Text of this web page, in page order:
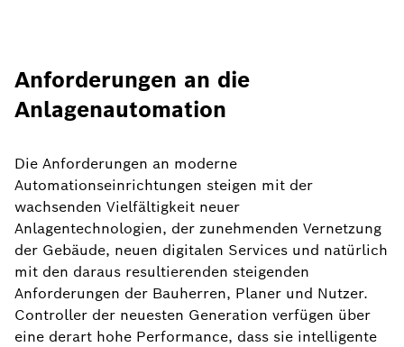
Anforderungen an die
Anlagenautomation
Die Anforderungen an moderne
Automationseinrichtungen steigen mit der
wachsenden Vielfältigkeit neuer
Anlagentechnologien, der zunehmenden Vernetzung
der Gebäude, neuen digitalen Services und natürlich
mit den daraus resultierenden steigenden
Anforderungen der Bauherren, Planer und Nutzer.
Controller der neuesten Generation verfügen über
eine derart hohe Performance, dass sie intelligente